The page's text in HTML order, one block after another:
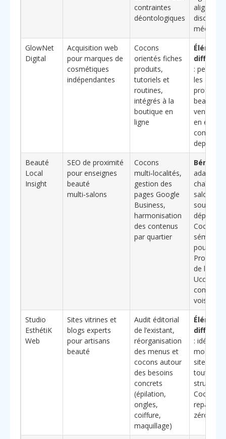
contraintes
déontologiques
aligné
discours
médical
GlowNet
Digital
Acquisition web
pour marques de
cosmétiques
indépendantes
Cocons
orientés fiches
produits,
tutoriels et
routines,
intégrés à la
boutique en
ligne
Élément
: pensée
les
beauté
vendent
en e-
depuis
Beauté
Local
Insight
SEO de proximité
pour enseignes
beauté
multi‑salons
Cocons
multi‑localités,
gestion des
pages Google
Business,
harmonisation
des contenus
par quartier
adapté
chaînes
salons
déployer
Cocon
pour
de la
Uccle et
voisines
Studio
EsthétiK
Web
Sites vitrines et
blogs experts
pour artisans
beauté
Audit éditorial
de l’existant,
réorganisation
des menus et
cocons autour
des besoins
concrets
(épilation,
ongles,
coiffure,
maquillage)
Élément
: idéal
site
tout en
Cocon
repartir
zéro